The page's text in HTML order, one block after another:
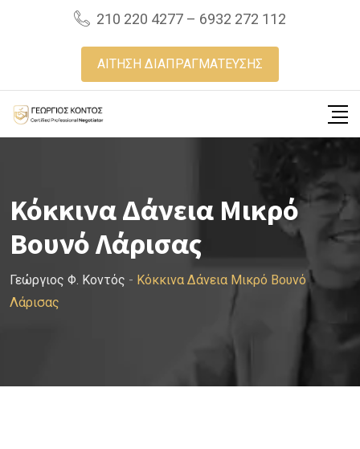
210 220 4277 – 6932 272 112
ΑΙΤΗΣΗ ΔΙΑΠΡΑΓΜΑΤΕΥΣΗΣ
Κόκκινα Δάνεια Μικρό
Βουνό Λάρισας
Γεώργιος Φ. Κοντός - Κόκκινα Δάνεια Μικρό Βουνό
Λάρισας